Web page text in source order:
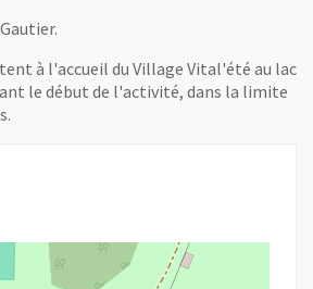
à l'accueil du Village Vital'été au lac
le début de l'activité, dans la limite